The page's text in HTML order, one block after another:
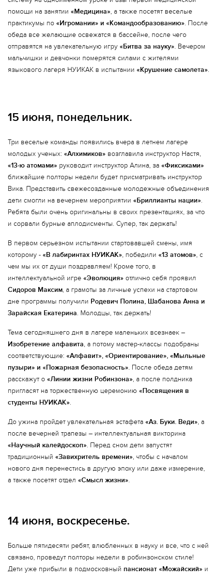
Еще 2 фото
помощи на занятии «Медицина», а также посетят веселые
практикумы по «Игромании» и «Командообразованию». После
обеда все желающие освежатся в бассейне, после чего
отправятся на увлекательную игру «Битва за науку». Вечером
мальчишки и девчонки померятся силами с жителями
языкового лагеря НУИКАК в испытании «Крушение самолета».
Еще 6 фото
15 июня, понедельник.
Три веселые команды появились вчера в летнем лагере
молодых ученых: «Алхимиков» возглавила инструктор Настя,
«13-ю атомами» руководит инструктор Алина, за «Фиксиками»
ближайшие полторы недели будет присматривать инструктор
Вика. Представить свежесозданные молодежные объединения
дети смогли на вечернем мероприятии «Бриллианты нации».
Ребята были очень оригинальны в своих презентациях, за что
и сорвали бурные аплодисменты. Супер, так держать!
В первом серьезном испытании стартовавшей смены, имя
которому - «В лабиринтах НУИКАК», победили «13 атомов», с
чем мы их от души поздравляем! Кроме того, в
интеллектуальной игре «Эволюция» отлично себя проявил
Сидоров Максим, а грамоты за личные успехи на стартовом
дне программы получили Родевич Полина, Шабанова Анна и
Зарайская Екатерина. Молодцы, так держать!
Тема сегодняшнего дня в лагере маленьких всезнаек –
Изобретение алфавита, а потому мастер-классы подобраны
соответствующие: «Алфавит», «Ориентирование», «Мыльные
пузыри» и «Пожарная безопасность». После обеда детям
расскажут о «Линии жизни Робинзона», а после полдника
пригласят на торжественную церемонию «Посвящения в
студенты НУИКАК».
До ужина пройдет увлекательная эстафета «Аз. Буки. Веди», а
после вечерней трапезы – интеллектуальная викторина
«Научный калейдоскоп». Перед сном дети запустят
традиционный «Завихритель времени», чтобы с началом
нового дня перенестись в другую эпоху или даже измерение,
а также посетят отдел «Смысл жизни».
14 июня, воскресенье.
Больше пятидесяти ребят, влюбленных в науку и все, что с ней
связано, проведут полторы недели в робинзонском стиле!
Дети уже прибыли в подмосковный пансионат «Можайский» и